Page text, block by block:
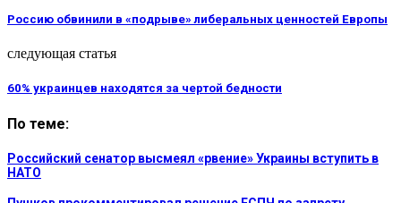
Россию обвинили в «подрыве» либеральных ценностей Европы
следующая статья
60% украинцев находятся за чертой бедности
По теме:
Российский сенатор высмеял «рвение» Украины вступить в
НАТО